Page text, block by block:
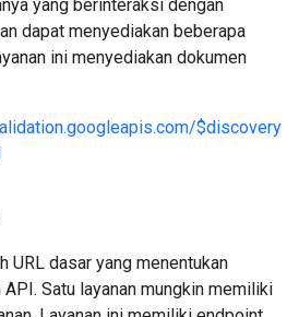
yang berinteraksi dengan
dapat menyediakan beberapa
ini menyediakan dokumen
$discovery
URL dasar yang menentukan
API. Satu layanan mungkin memiliki